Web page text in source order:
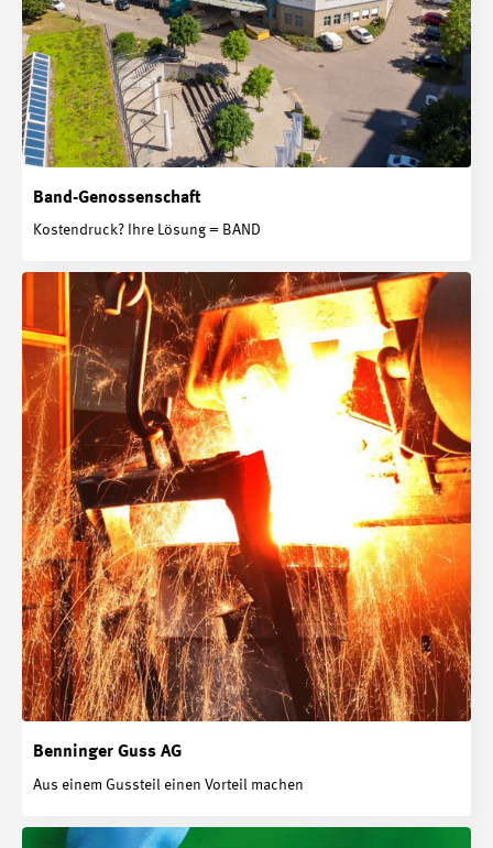
Band-Genossenschaft
Kostendruck? Ihre Lösung = BAND
Benninger Guss AG
Aus einem Gussteil einen Vorteil machen